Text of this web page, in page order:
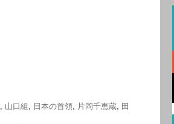
, 山口組 , 日本の首領, 片岡千恵蔵, 田